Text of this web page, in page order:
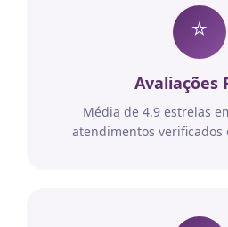
⭐
Avaliações
Média de 4.9 estrelas
atendimentos verificados